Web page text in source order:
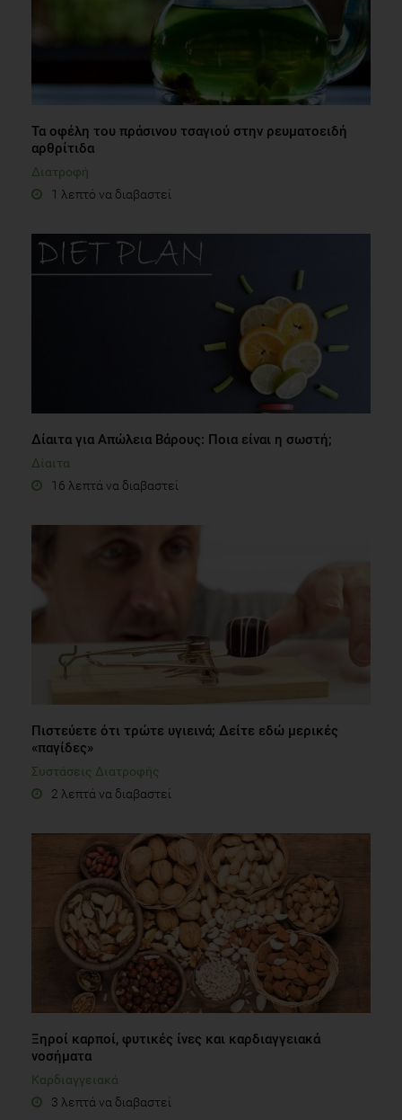
Τα οφέλη του πράσινου τσαγιού στην ρευματοειδή
αρθρίτιδα
Διατροφή
1 λεπτό να διαβαστεί
Δίαιτα για Aπώλεια Bάρους: Ποια είναι η σωστή;
Δίαιτα
16 λεπτά να διαβαστεί
Πιστεύετε ότι τρώτε υγιεινά; Δείτε εδώ μερικές
«παγίδες»
Συστάσεις Διατροφής
2 λεπτά να διαβαστεί
Ξηροί καρποί, φυτικές ίνες και καρδιαγγειακά
νοσήματα
Καρδιαγγειακά
3 λεπτά να διαβαστεί